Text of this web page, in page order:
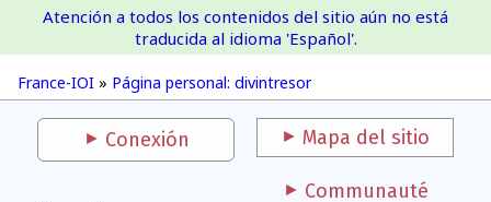
France-IOI
France-IOI » Página personal: divintresor
Atención a todos los contenidos del sitio aún no está
traducida al idioma 'Español'.
Conexión Mapa del sitio
Communauté